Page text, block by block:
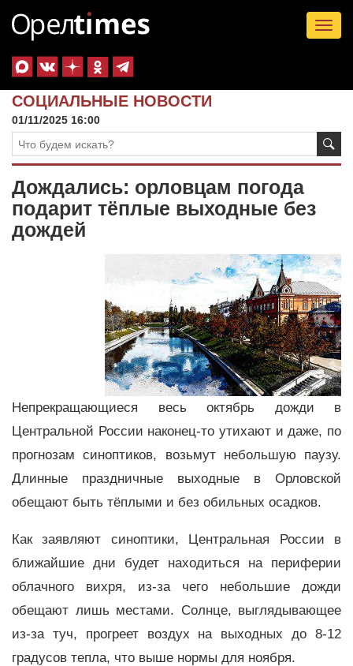
СОЦИАЛЬНЫЕ НОВОСТИ
01/11/2025 16:00
Дождались: орловцам погода
подарит тёплые выходные без
дождей
Непрекращающиеся весь октябрь дожди в
Центральной России наконец-то утихают и даже, по
прогнозам синоптиков, возьмут небольшую паузу.
Длинные праздничные выходные в Орловской
обещают быть тёплыми и без обильных осадков.
Как заявляют синоптики, Центральная России в
ближайшие дни будет находиться на периферии
облачного вихря, из-за чего небольшие дожди
обещают лишь местами. Солнце, выглядывающее
из-за туч, прогреет воздух на выходных до 8-12
градусов тепла, что выше нормы для ноября.